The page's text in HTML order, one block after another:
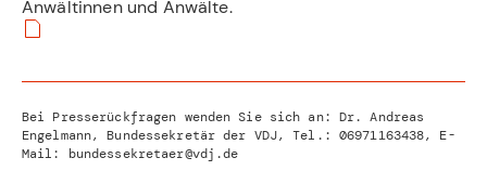
Anwältinnen und Anwälte.
Bei Presserückfragen wenden Sie sich an: Dr. Andreas
Engelmann, Bundessekretär der VDJ, Tel.: 06971163438, E-
Mail: bundessekretaer@vdj.de